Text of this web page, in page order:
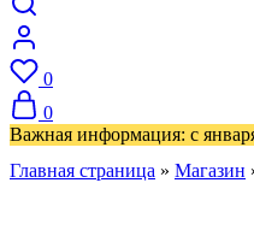
0
0
Важная информация: с
Главная страница » Магазин